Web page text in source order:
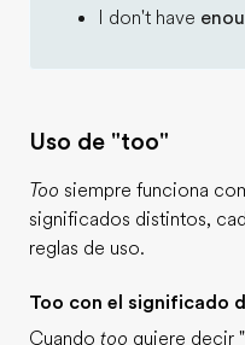
I don't have
Uso de "too"
Too siempre funciona
significados distintos,
reglas de uso.
Too con el significado
Cuando too quiere decir